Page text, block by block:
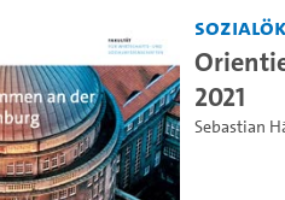
2021
Sebastian